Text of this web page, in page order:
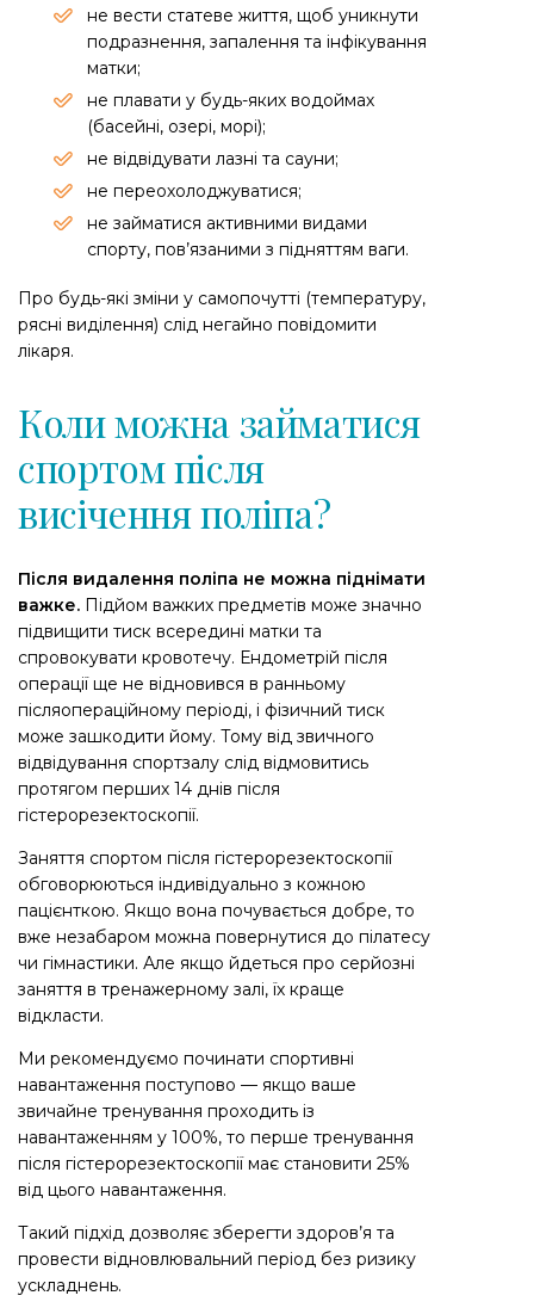
не вести статеве життя, щоб уникнути
подразнення, запалення та інфікування
матки;
не плавати у будь-яких водоймах
(басейні, озері, морі);
не відвідувати лазні та сауни;
не переохолоджуватися;
не займатися активними видами
спорту, пов’язаними з підняттям ваги.
Про будь-які зміни у самопочутті (температуру,
рясні виділення) слід негайно повідомити
лікаря.
Коли можна займатися
спортом після
висічення поліпа?
Після видалення поліпа не можна піднімати
важке. Підйом важких предметів може значно
підвищити тиск всередині матки та
спровокувати кровотечу. Ендометрій після
операції ще не відновився в ранньому
післяопераційному періоді, і фізичний тиск
може зашкодити йому. Тому від звичного
відвідування спортзалу слід відмовитись
протягом перших 14 днів після
гістерорезектоскопії.
Заняття спортом після гістерорезектоскопії
обговорюються індивідуально з кожною
пацієнткою. Якщо вона почувається добре, то
вже незабаром можна повернутися до пілатесу
чи гімнастики. Але якщо йдеться про серйозні
заняття в тренажерному залі, їх краще
відкласти.
Ми рекомендуємо починати спортивні
навантаження поступово — якщо ваше
звичайне тренування проходить із
навантаженням у 100%, то перше тренування
після гістерорезектоскопії має становити 25%
від цього навантаження.
Такий підхід дозволяє зберегти здоров’я та
провести відновлювальний період без ризику
ускладнень.